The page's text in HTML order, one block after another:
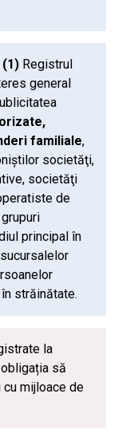
(1) Registrul
general
familiale,
societăţi,
societăţi
de
principal în
străinătate.
la
obligația să
mijloace de